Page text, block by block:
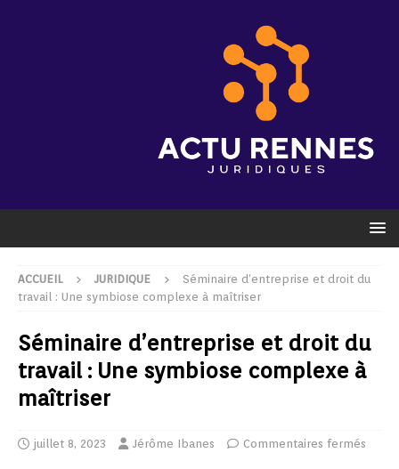
ACCUEIL JURIDIQUE
Séminaire d’entreprise et droit du
travail : Une symbiose complexe à maîtriser
Séminaire d’entreprise et droit du
travail : Une symbiose complexe à
maîtriser
juillet 8, 2023 Jérôme Ibanes Commentaires fermés